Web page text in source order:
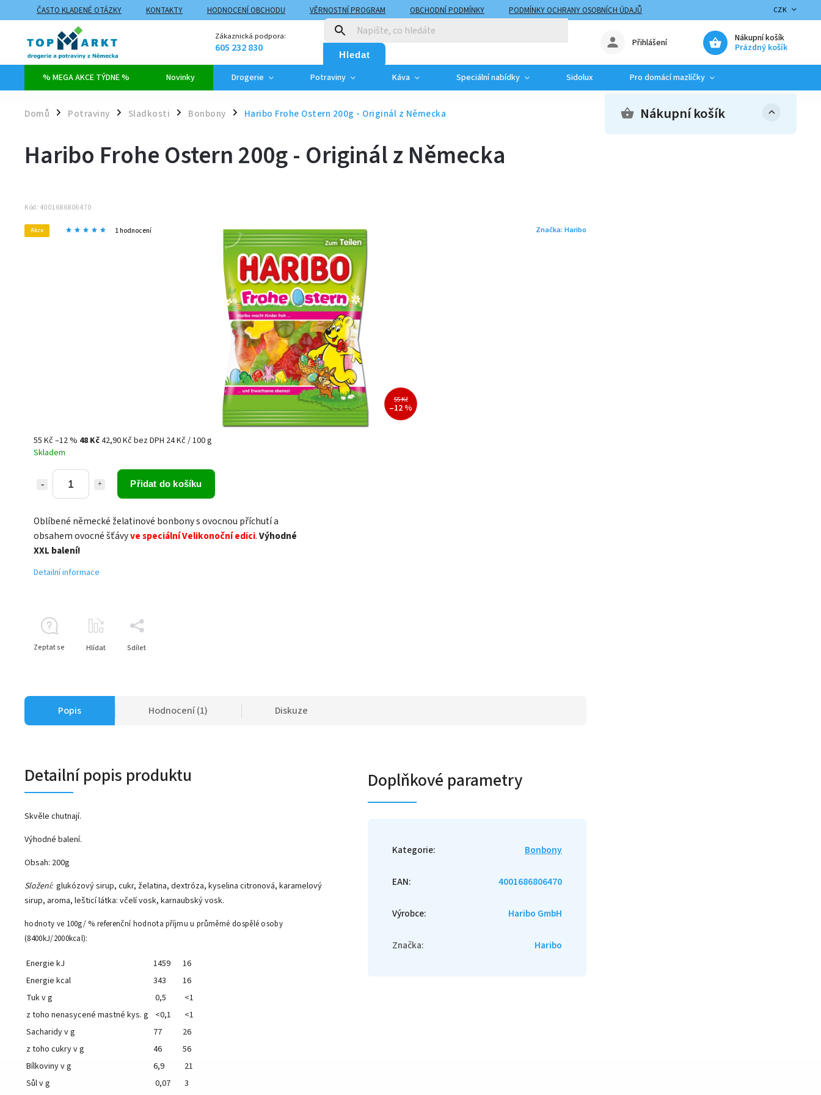
ČASTO KLADENÉ OTÁZKY KONTAKTY HODNOCENÍ OBCHODU VĚRNOSTNÍ PROGRAM OBCHODNÍ PODMÍNKY
PODMÍNKY OCHRANY OSOBNÍCH ÚDAJŮ
ZPŮSOBY DOPRAVY A PLATBY
MOJE OBJEDNÁVKA
CZK
Zákaznická podpora:
605 232 830 Hledat
Nákupní košík
Prázdný košík
Přihlášení
% MEGA AKCE TÝDNE % Novinky Drogerie Potraviny Káva Speciální nabídky Sidolux Pro domácí mazlíčky
Domů / Potraviny / Sladkosti / Bonbony / Haribo Frohe Ostern 200g - Originál z Německa Nákupní košík
Haribo Frohe Ostern 200g - Originál z Německa
Kód: 4001686806470
Akce 1 hodnocení Značka: Haribo
55 Kč
–12 %
55 Kč–12 % 48 Kč42,90 Kč bez DPH 24 Kč / 100 g
Skladem
Přidat do košíku
Oblíbené německé želatinové bonbony s ovocnou příchutí a
obsahem ovocné šťávyve speciální Velikonoční edici.Výhodné
XXL balení!
Detailní informace
Zeptat se Hlídat Sdílet
Popis Hodnocení (1) Diskuze
Detailní popis produktu
Skvěle chutnají.
Výhodné balení.
Obsah: 200g
Složení:glukózový sirup, cukr, želatina, dextróza, kyselina citronová, karamelový
sirup, aroma, lešticí látka: včelí vosk, karnaubský vosk.
hodnoty ve 100g/ % referenční hodnota příjmu u průměrné dospělé osoby
(8400kJ/2000kcal):
Energie kJ 1459
16
Energie kcal
343
16
Tuk v g
0,5
<1
z toho nenasycené mastné kys. g
<0,1
<1
Sacharidy v g
77
26
z toho cukry v g
46
56
Bílkoviny v g
6,9
21
Sůl v g
0,07 3
Doplňkové parametry
Kategorie: Bonbony
EAN: 4001686806470
Výrobce: Haribo GmbH
Značka: Haribo